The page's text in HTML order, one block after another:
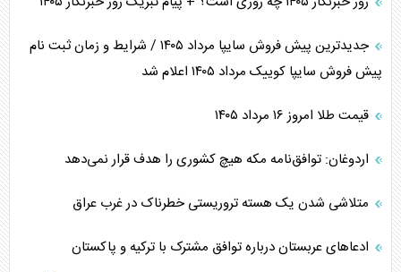
جدیدترین پیش فروش سایپا مرداد ۱۴۰۵ / شرایط و زمان ثبت نام
پیش فروش سایپا کوییک مرداد ۱۴۰۵ اعلام شد
قیمت طلا امروز ۱۶ مرداد ۱۴۰۵
اردوغان: توافق‌نامه مکه هیچ کشوری را هدف قرار نمی‌دهد
متلاشی شدن یک هسته تروریستی خطرناک در غرب عراق
ادعاهای عربستان درباره توافق مشترک با ترکیه و پاکستان